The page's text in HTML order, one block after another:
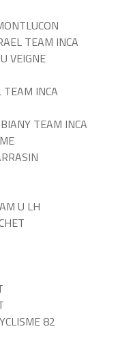
TEAM INCA
VEIGNE
TEAM INCA
TEAM INCA
U LH
82